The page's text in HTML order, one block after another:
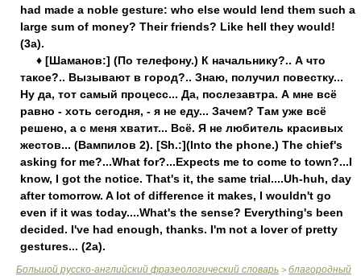
had made a noble gesture: who else would lend them such a
large sum of money? Their friends? Like hell they would!
(3a).
♦ [Шаманов:] (По телефону.) К начальнику?.. А что
такое?.. Вызывают в город?.. Знаю, получил повестку...
Ну да, тот самый процесс... Да, послезавтра. А мне всё
равно - хоть сегодня, - я не еду... Зачем? Там уже всё
решено, а с меня хватит... Всё. Я не любитель красивых
жестов... (Вампилов 2). [Sh.:](Into the phone.) The chief's
asking for me?...What for?...Expects me to come to town?...I
know, I got the notice. That's it, the same trial....Uh-huh, day
after tomorrow. A lot of difference it makes, I wouldn't go
even if it was today....What's the sense? Everything's been
decided. I've had enough, thanks. I'm not a lover of pretty
gestures... (2a).
Большой русско-английский фразеологический словарь > благородный